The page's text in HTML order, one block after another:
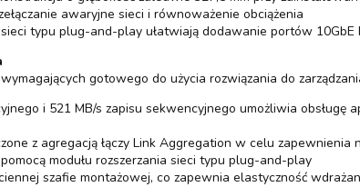
awaryjne sieci i równoważenie obciążenia
sieci typu plug-and-play ułatwiają dodawanie portów 10GbE
gotowego do użycia rozwiązania do
i 521 MB/s zapisu sekwencyjnego umożliwia obsługę
z agregacją łączy Link Aggregation w celu zapewnienia
modułu rozszerzania sieci typu plug-and-play
szafie montażowej, co zapewnia elastyczność